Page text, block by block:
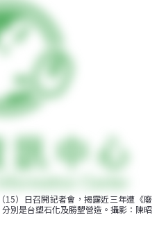
15）日召開記者會，揭露近三年遭《廢
別是台塑石化及勝朢營造。攝影：陳昭